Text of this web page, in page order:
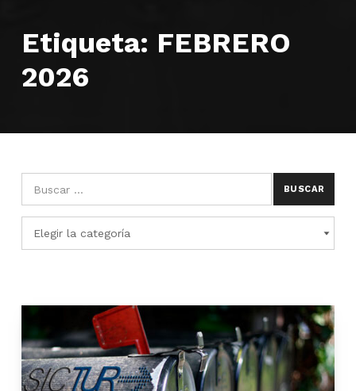
Etiqueta: FEBRERO
2026
Búsqueda para:
CATEGORÍAS
Categorías